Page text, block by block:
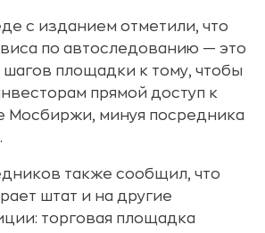
с изданием отметили, что
по автоследованию — это
площадки к тому, чтобы
прямой доступ к
Мосбиржи, минуя посредника
также сообщил, что
штат и на другие
торговая площадка